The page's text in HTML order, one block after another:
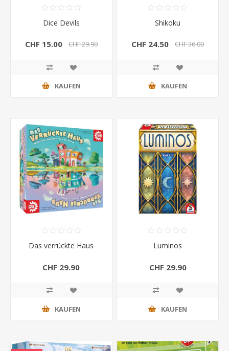
Dice Devils
CHF 15.00 CHF 29.90
KAUFEN
Shikoku
CHF 24.50 CHF 36.00
KAUFEN
Das verrückte Haus
CHF 29.90
KAUFEN
Luminos
CHF 29.90
KAUFEN